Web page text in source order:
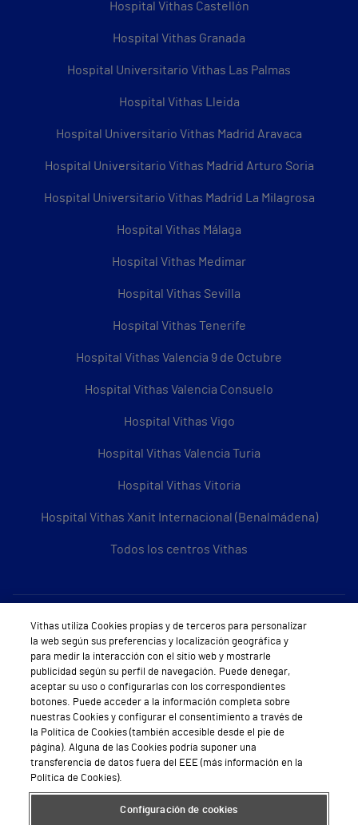
Hospital Vithas Castellón
Hospital Vithas Granada
Hospital Universitario Vithas Las Palmas
Hospital Vithas Lleida
Hospital Universitario Vithas Madrid Aravaca
Hospital Universitario Vithas Madrid Arturo Soria
Hospital Universitario Vithas Madrid La Milagrosa
Hospital Vithas Málaga
Hospital Vithas Medimar
Hospital Vithas Sevilla
Hospital Vithas Tenerife
Hospital Vithas Valencia 9 de Octubre
Hospital Vithas Valencia Consuelo
Hospital Vithas Vigo
Hospital Vithas Valencia Turia
Hospital Vithas Vitoria
Hospital Vithas Xanit Internacional (Benalmádena)
Todos los centros Vithas
Sobre Vithas
Quiénes somos
Trabajar en Vithas
Teléfono Cita Médica
Teléfono Atención al Cliente
Política de seguridad y salud en el trabajo
Conoce a Supervita
Vithas utiliza Cookies propias y de terceros para personalizar
la web según sus preferencias y localización geográfica y
para medir la interacción con el sitio web y mostrarle
publicidad según su perfil de navegación. Puede denegar,
aceptar su uso o configurarlas con los correspondientes
botones. Puede acceder a la información completa sobre
nuestras Cookies y configurar el consentimiento a través de
la Política de Cookies (también accesible desde el pie de
página). Alguna de las Cookies podría suponer una
transferencia de datos fuera del EEE (más información en la
Política de Cookies).
Configuración de cookies